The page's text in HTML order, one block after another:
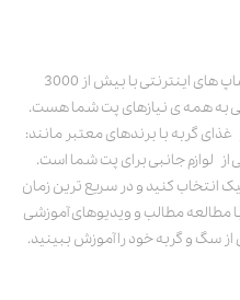
پت استور به عنوان یکی از قدیمی‌ترین پت شاپ های اینترنتی با بیش از 3000
به همه ی نیازهای پت شما هست.
گربه با برندهای معتبر مانند:
لوازم جانبی برای پت شما است.
انتخاب کنید و در سریع ترین زمان
مطالب و ویدیوهای آموزشی
از سگ و گربه خود را آموزش ببینید.